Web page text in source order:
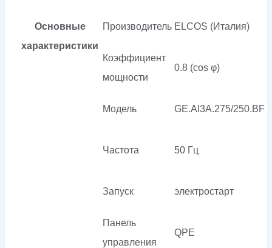
Основные
характеристики
Производитель ELCOS (Италия)
Коэффициент
мощности
0.8 (cos φ)
Модель GE.AI3A.275/250.BF
Частота 50 Гц
Запуск электростарт
Панель
управления
QPE